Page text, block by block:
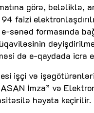
görə, beləliklə,
faizi
sənəd formasında
də e-qaydada icra
işçi və
İmza” və
həyata keçirilir.